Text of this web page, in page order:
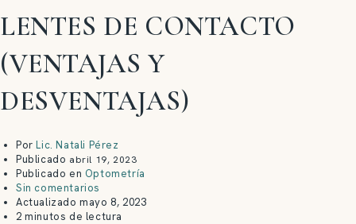
LENTES DE CONTACTO
(VENTAJAS Y
DESVENTAJAS)
PorLic. Natali Pérez
Publicado abril 19, 2023
Publicado en Optometría
Sin comentarios
Actualizadomayo 8, 2023
2 minutos de lectura